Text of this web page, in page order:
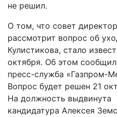
не решил.
О том, что совет
рассмотрит вопрос об
Кулистикова, стало
октября. Об этом
пресс-служба «Газпром-
Вопрос будет решен 21
На должность выдвинута
кандидатура Алексея